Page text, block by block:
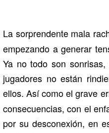
La sorprendente mala
empezando a generar
Ya no todo son
jugadores no están
ellos. Así como el grave
consecuencias, con el
por su desconexión, en